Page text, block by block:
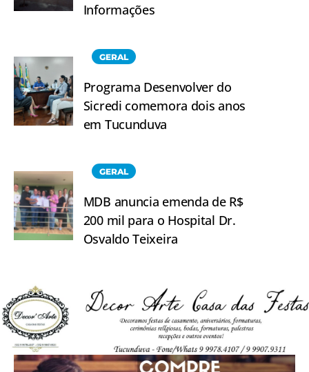
Informações
GERAL
Programa Desenvolver do
Sicredi comemora dois anos
em Tucunduva
GERAL
MDB anuncia emenda de R$
200 mil para o Hospital Dr.
Osvaldo Teixeira